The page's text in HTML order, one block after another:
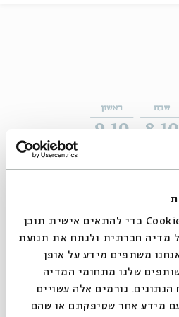
אנחנו משתמשים בקובצי Cookie כדי להתאים אישית תוכן
מדיה חברתית ולנתח את תנועת
משתפים מידע על אופן
שלנו מתחומי המדיה
גורמים אלה עשויים
מידע אחר שסיפקתם או שהם